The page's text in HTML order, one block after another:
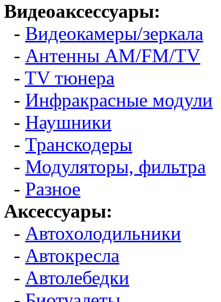
Видеоаксессуары:
- Видеокамеры/зеркала
- Антенны AM/FM/TV
- TV тюнера
- Инфракрасные модули
- Наушники
- Транскодеры
- Модуляторы, фильтра
- Разное
Аксессуары:
- Автохолодильники
- Автокресла
- Автолебедки